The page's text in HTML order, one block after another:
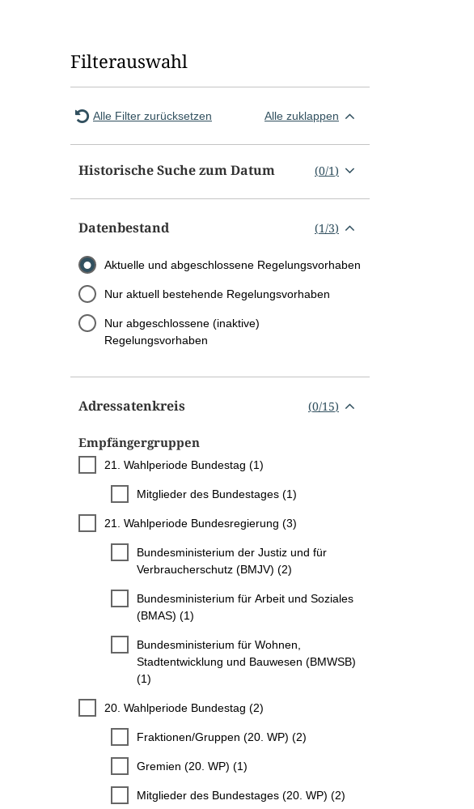
Filterauswahl
Alle Filter zurücksetzen Alle zuklappen
Historische Suche zum Datum (0/1)
Datenbestand (1/3)
Aktuelle und abgeschlossene Regelungsvorhaben
Nur aktuell bestehende Regelungsvorhaben
Nur abgeschlossene (inaktive)
Regelungsvorhaben
Adressatenkreis (0/15)
Empfängergruppen
21. Wahlperiode Bundestag (1)
Mitglieder des Bundestages (1)
21. Wahlperiode Bundesregierung (3)
Bundesministerium der Justiz und für
Verbraucherschutz (BMJV) (2)
Bundesministerium für Arbeit und Soziales
(BMAS) (1)
Bundesministerium für Wohnen,
Stadtentwicklung und Bauwesen (BMWSB)
(1)
20. Wahlperiode Bundestag (2)
Fraktionen/Gruppen (20. WP) (2)
Gremien (20. WP) (1)
Mitglieder des Bundestages (20. WP) (2)